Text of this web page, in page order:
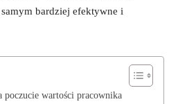
bardziej efektywne i
poczucie wartości pracownika